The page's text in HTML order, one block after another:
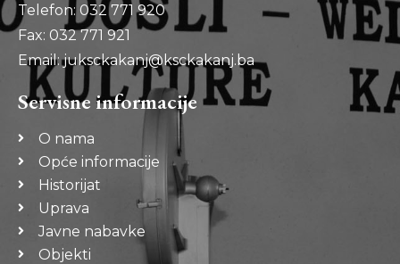
Telefon: 032 771 920
Fax: 032 771 921
Email: juksckakanj@ksckakanj.ba
Servisne informacije
O nama
Opće informacije
Historijat
Uprava
Javne nabavke
Objekti